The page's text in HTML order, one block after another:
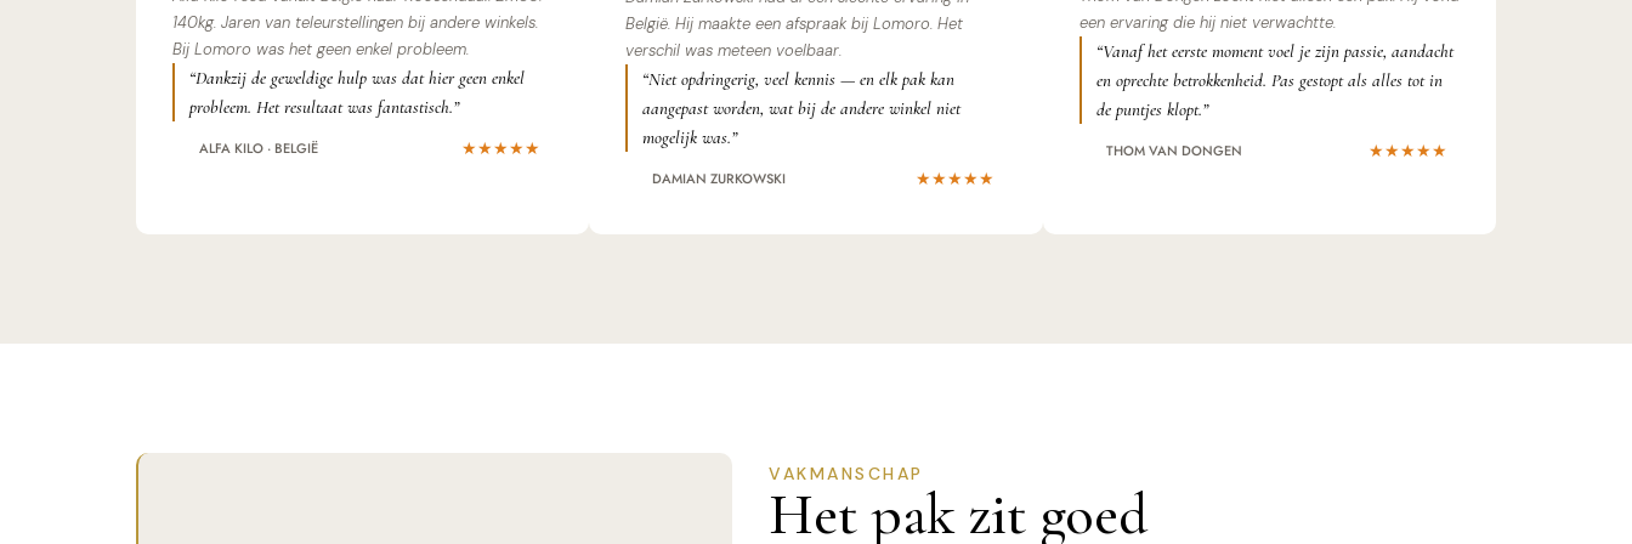
140kg. Jaren van teleurstellingen bij andere winkels.
Bij Lomoro was het geen enkel probleem.
“Dankzij de geweldige hulp was dat hier geen enkel
probleem. Het resultaat was fantastisch.”
ALFA KILO · BELGIË ★★★★★
België. Hij maakte een afspraak bij Lomoro. Het
verschil was meteen voelbaar.
“Niet opdringerig, veel kennis — en elk pak kan
aangepast worden, wat bij de andere winkel niet
mogelijk was.”
DAMIAN ZURKOWSKI ★★★★★
een ervaring die hij niet verwachtte.
“Vanaf het eerste moment voel je zijn passie, aandacht
en oprechte betrokkenheid. Pas gestopt als alles tot in
de puntjes klopt.”
THOM VAN DONGEN ★★★★★
VAKMANSCHAP
Het pak zit goed